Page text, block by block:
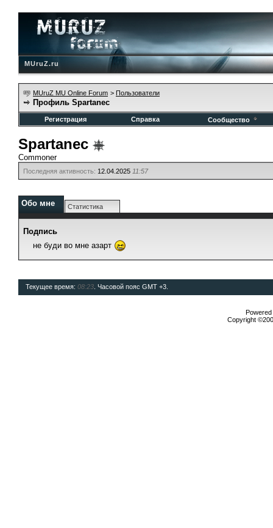
MUruZ.ru
MUruZ MU Online Forum > Пользователи
Профиль Spartanec
Регистрация Справка Сообщество
Spartanec
Commoner
Последняя активность: 12.04.2025 11:57
Обо мне Статистика
Подпись
не буди во мне азарт
Текущее время: 08:23 . Часовой пояс GMT +3.
Copyright